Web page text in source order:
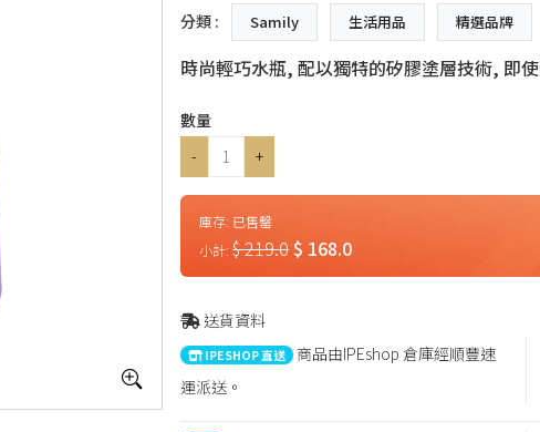
分類 : Samily 生活用品 精選品牌
時尚輕巧水瓶, 配以獨特的矽膠塗層技術, 即
數量
-
+
庫存: 已售罄
小計:$ 219.0$ 168.0
送貨資料
IPESHOP 直送 商品由IPEshop 倉庫經順豐速
運派送。